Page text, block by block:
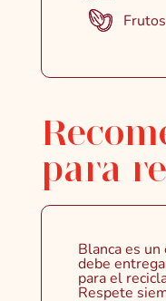
para
Blanca es
debe
para el
Respete